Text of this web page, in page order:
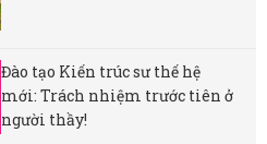
Đào tạo Kiến trúc sư thế hệ
mới: Trách nhiệm trước tiên ở
người thầy!